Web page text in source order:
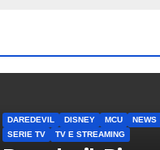
DAREDEVIL DISNEY MCU
NEWS
SERIE TV
TV E STREAMING